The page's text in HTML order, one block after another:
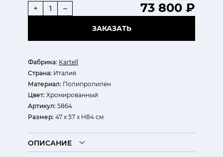
Фабрика: Kartell
Страна: Италия
Материал: Полипропилен
Цвет: Хромированный
Артикул: 5864
Размер: 47 х 57 х H84 см
73 800 ₽
+ –
ЗАКАЗАТЬ
ОПИСАНИЕ